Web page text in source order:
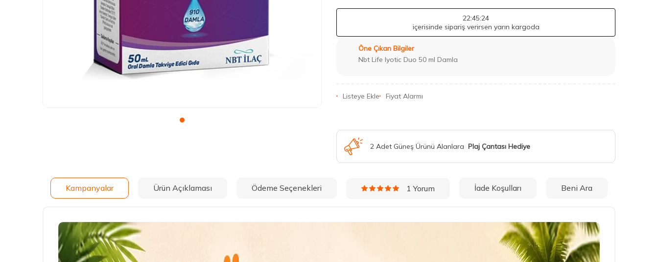
22:45:22
içerisinde sipariş verirsen yarın kargoda
Öne Çıkan Bilgiler
Nbt Life Iyotic Duo 50 ml Damla
Listeye Ekle Fiyat Alarmı
2 Adet Güneş Ürünü Alanlara Plaj Çantası Hediye
Kampanyalar Ürün Açıklaması Ödeme Seçenekleri 1 Yorum İade Koşulları Beni Ara